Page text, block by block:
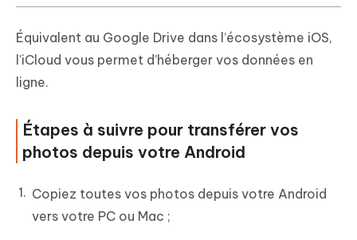
Équivalent au Google Drive dans l’écosystème iOS,
l'iCloud vous permet d’héberger vos données en
ligne.
Étapes à suivre pour transférer vos
photos depuis votre Android
Copiez toutes vos photos depuis votre Android
vers votre PC ou Mac ;